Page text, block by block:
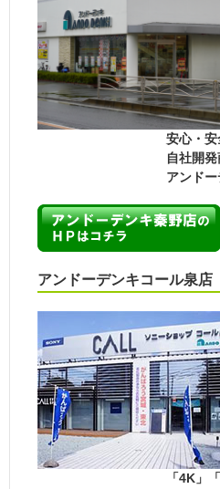
安心・安全のア
自社開発商品の
アンドーデンキ
アンドーデンキコール泉店
「4K」「α」「